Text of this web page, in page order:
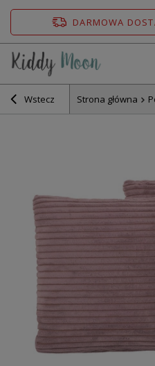
DARMOWA
Wstecz Strona główna